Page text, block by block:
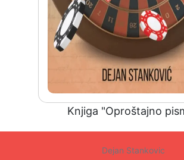
Knjiga "Oproštajno
Dejan Stankovic